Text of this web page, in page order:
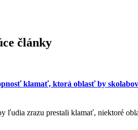
články
klamať, ktorá oblasť by
ľudia zrazu prestali klamať, niektoré